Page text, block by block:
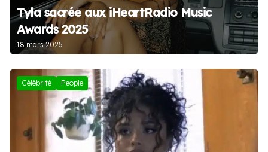
Tyla sacrée aux iHeartRadio Music
Awards 2025
18 mars 2025
Célébrité People